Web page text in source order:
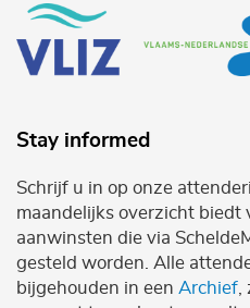
Stay informed
Schrijf u in op onze
maandelijks overzicht biedt
aanwinsten die via
gesteld worden. Alle
bijgehouden in een Archief